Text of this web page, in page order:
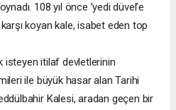
108 yıl önce ’yedi düvel’e
koyan kale, isabet eden top
isteyen itilaf devletlerinin
ile büyük hasar alan Tarihi
Kalesi, aradan geçen bir